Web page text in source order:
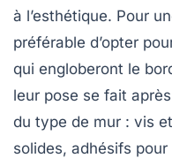
à l’esthétique. Pour
préférable d’opter
qui engloberont le
leur pose se fait
du type de mur : vis
solides, adhésifs